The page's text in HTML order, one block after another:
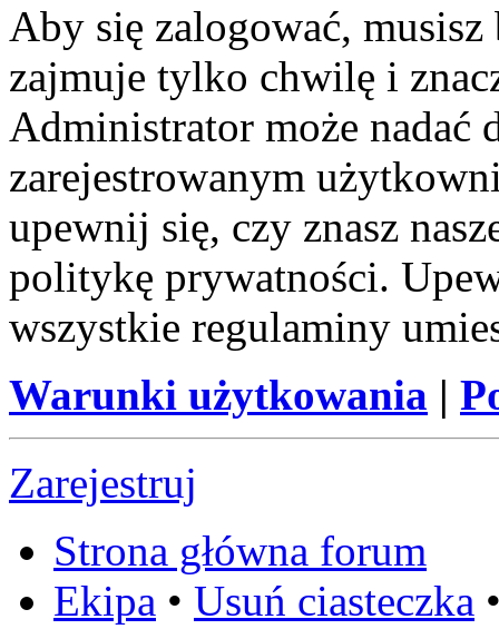
Aby się zalogować,
zajmuje tylko chwilę i
Administrator może nadać
zarejestrowanym
upewnij się, czy znasz
politykę prywatności.
wszystkie regulaminy
Warunki użytkowania |
Zarejestruj
Strona główna forum
Ekipa • Usuń ciasteczka